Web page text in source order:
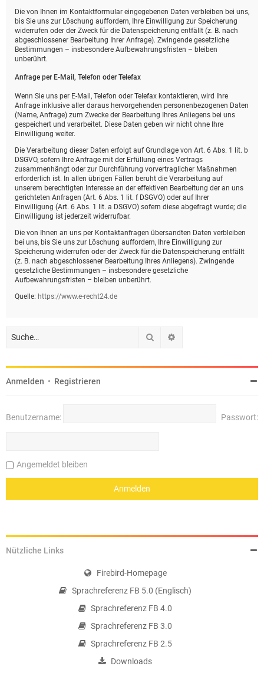
Die von Ihnen im Kontaktformular eingegebenen Daten verbleiben bei uns,
bis Sie uns zur Löschung auffordern, Ihre Einwilligung zur Speicherung
widerrufen oder der Zweck für die Datenspeicherung entfällt (z. B. nach
abgeschlossener Bearbeitung Ihrer Anfrage). Zwingende gesetzliche
Bestimmungen – insbesondere Aufbewahrungsfristen – bleiben
unberührt.
Anfrage per E-Mail, Telefon oder Telefax
Wenn Sie uns per E-Mail, Telefon oder Telefax kontaktieren, wird Ihre
Anfrage inklusive aller daraus hervorgehenden personenbezogenen Daten
(Name, Anfrage) zum Zwecke der Bearbeitung Ihres Anliegens bei uns
gespeichert und verarbeitet. Diese Daten geben wir nicht ohne Ihre
Einwilligung weiter.
Die Verarbeitung dieser Daten erfolgt auf Grundlage von Art. 6 Abs. 1 lit. b
DSGVO, sofern Ihre Anfrage mit der Erfüllung eines Vertrags
zusammenhängt oder zur Durchführung vorvertraglicher Maßnahmen
erforderlich ist. In allen übrigen Fällen beruht die Verarbeitung auf
unserem berechtigten Interesse an der effektiven Bearbeitung der an uns
gerichteten Anfragen (Art. 6 Abs. 1 lit. f DSGVO) oder auf Ihrer
Einwilligung (Art. 6 Abs. 1 lit. a DSGVO) sofern diese abgefragt wurde; die
Einwilligung ist jederzeit widerrufbar.
Die von Ihnen an uns per Kontaktanfragen übersandten Daten verbleiben
bei uns, bis Sie uns zur Löschung auffordern, Ihre Einwilligung zur
Speicherung widerrufen oder der Zweck für die Datenspeicherung entfällt
(z. B. nach abgeschlossener Bearbeitung Ihres Anliegens). Zwingende
gesetzliche Bestimmungen – insbesondere gesetzliche
Aufbewahrungsfristen – bleiben unberührt.
Quelle: https://www.e-recht24.de
Suche
Anmelden • Registrieren
Benutzername: Passwort:
Angemeldet bleiben
Nützliche Links
Firebird-Homepage
Sprachreferenz FB 5.0 (Englisch)
Sprachreferenz FB 4.0
Sprachreferenz FB 3.0
Sprachreferenz FB 2.5
Downloads